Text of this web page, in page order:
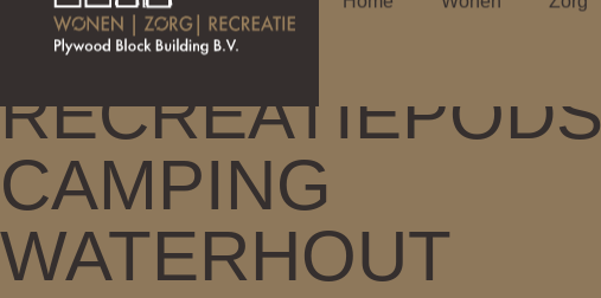
RECREATIEPODS
CAMPING
WATERHOUT